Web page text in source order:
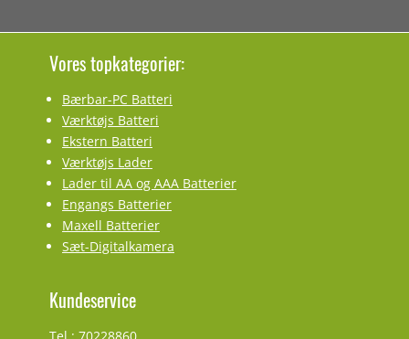
Vores topkategorier:
Bærbar-PC Batteri
Værktøjs Batteri
Ekstern Batteri
Værktøjs Lader
Lader til AA og AAA Batterier
Engangs Batterier
Maxell Batterier
Sæt-Digitalkamera
Kundeservice
Tel.: 70228860